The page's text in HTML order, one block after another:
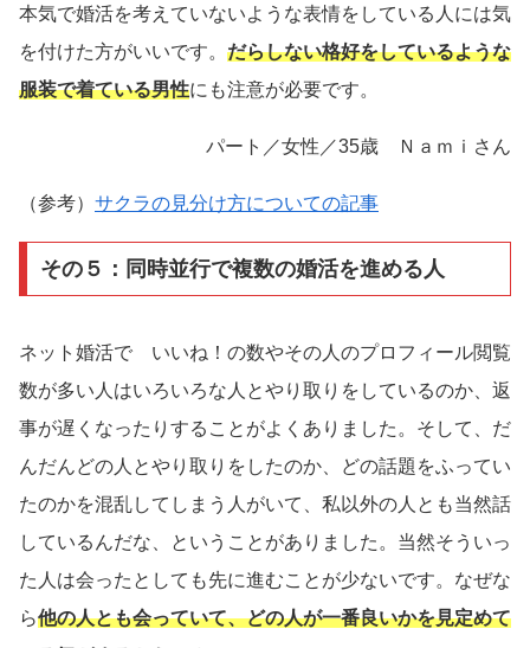
本気で婚活を考えていないような表情をしている人には気
を付けた方がいいです。 だらしない格好をしているような
服装で着ている男性にも注意が必要です。
パート／女性／35歳 Ｎａｍｉさん
（参考） サクラの見分け方についての記事
その５：同時並行で複数の婚活を進める人
ネット婚活で いいね！の数やその人のプロフィール閲覧
数が多い人はいろいろな人とやり取りをしているのか、返
事が遅くなったりすることがよくありました。そして、だ
んだんどの人とやり取りをしたのか、どの話題をふってい
たのかを混乱してしまう人がいて、私以外の人とも当然話
しているんだな、ということがありました。当然そういっ
た人は会ったとしても先に進むことが少ないです。なぜな
ら他の人とも会っていて、どの人が一番良いかを見定めて